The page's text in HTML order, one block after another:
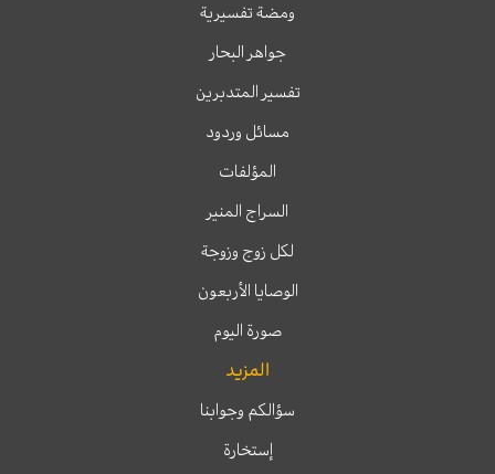
ومضة تفسيرية
جواهر البحار
تفسير المتدبرين
مسائل وردود
المؤلفات
السراج المنير
لكل زوج وزوجة
الوصايا الأربعون
صورة اليوم
المزيد
سؤالكم وجوابنا
إستخارة